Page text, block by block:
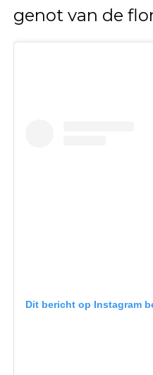
genot van de
Dit bericht op Instagram